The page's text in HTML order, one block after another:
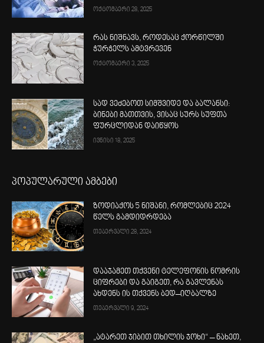
ოქტომბერი 28, 2025
რას ნიშნავს, როდესაც ქორწილში
ჭურჭელს ამტვრევენ
ოქტომბერი 3, 2025
სად ვეძებოთ სიმშვიდე და ბალანსი:
ბინები მათთვის, ვისაც სურს სუფთა
ფურცლიდან დაიწყოს
ივნისი 18, 2025
პოპულარული ამბები
ზოდიაქოს 5 ნიშანი, რომლებიც 2024
წელს გამდიდრდება
თებერვალი 28, 2024
დააჯამეთ თქვენი ტელეფონის ნომრის
ციფრები და გაიგეთ, რა გავლენას
ახდენს ის თქვენს ბედ–იღბალზე
თებერვალი 9, 2024
„ატარეთ ჯიბით თხილის ჯოხი“ – ნახეთ,